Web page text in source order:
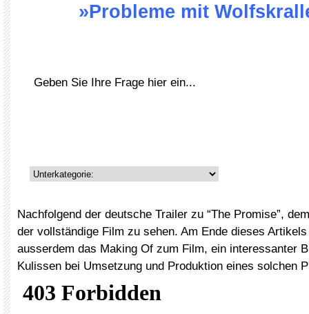
»Probleme mit
Nachfolgend der deutsche Trailer zu “The Promise”,
der vollständige Film zu sehen. Am Ende dieses
ausserdem das Making Of zum Film, ein interessanter
Kulissen bei Umsetzung und Produktion eines solchen